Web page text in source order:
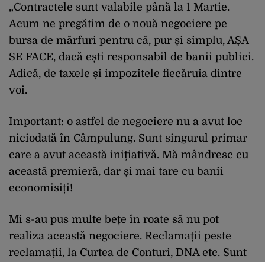
„Contractele sunt valabile până la 1 Martie.
Acum ne pregătim de o nouă negociere pe
bursa de mărfuri pentru că, pur și simplu, AȘA
SE FACE, dacă ești responsabil de banii publici.
Adică, de taxele și impozitele fiecăruia dintre
voi.
Important: o astfel de negociere nu a avut loc
niciodată în Câmpulung. Sunt singurul primar
care a avut această inițiativă. Mă mândresc cu
această premieră, dar și mai tare cu banii
economisiți!
Mi s-au pus multe bețe în roate să nu pot
realiza această negociere. Reclamații peste
reclamații, la Curtea de Conturi, DNA etc. Sunt